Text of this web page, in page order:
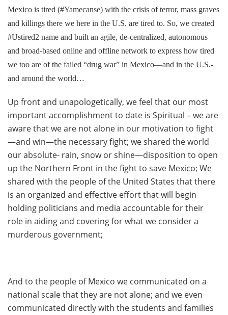
Mexico is tired (#Yamecanse) with the crisis of terror, mass graves
and killings there we here in the U.S. are tired to. So, we created
#Ustired2 name and built an agile, de-centralized, autonomous
and broad-based online and offline network to express how tired
we too are of the failed “drug war” in Mexico—and in the U.S.-
and around the world…
Up front and unapologetically, we feel that our most
important accomplishment to date is Spiritual – we are
aware that we are not alone in our motivation to fight
—and win—the necessary fight; we shared the world
our absolute- rain, snow or shine—disposition to open
up the Northern Front in the fight to save Mexico; We
shared with the people of the United States that there
is an organized and effective effort that will begin
holding politicians and media accountable for their
role in aiding and covering for what we consider a
murderous government;
And to the people of Mexico we communicated on a
national scale that they are not alone; and we even
communicated directly with the students and families